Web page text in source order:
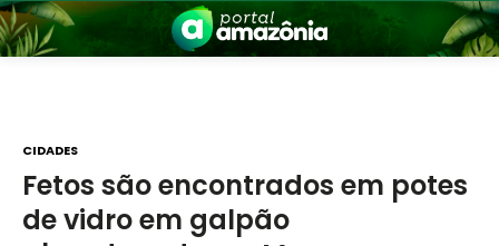
CIDADES
Fetos são encontrados em potes
de vidro em galpão